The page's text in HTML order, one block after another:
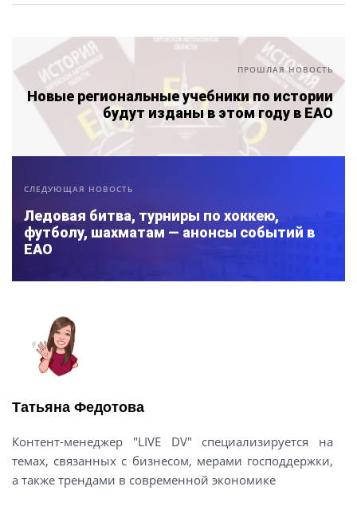
ПРОШЛАЯ НОВОСТЬ
Новые региональные учебники по истории
будут изданы в этом году в ЕАО
СЛЕДУЮЩАЯ НОВОСТЬ
Ледовая битва, турниры по хоккею,
футболу, шахматам — анонсы событий в
ЕАО
Татьяна Федотова
Контент-менеджер "LIVE DV" специализируется на
темах, связанных с бизнесом, мерами господдержки,
а также трендами в современной экономике